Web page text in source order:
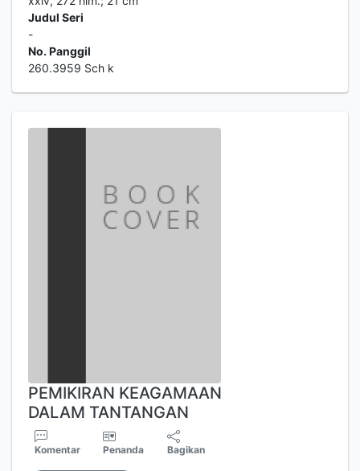
Judul Seri
-
No. Panggil
260.3959 Sch k
PEMIKIRAN KEAGAMAAN
DALAM TANTANGAN
Komentar Penanda Bagikan